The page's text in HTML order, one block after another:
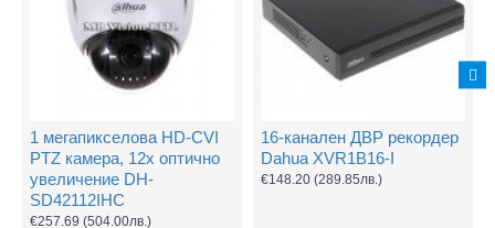
1 мегапикселова HD-CVI
PTZ камера, 12х оптично
увеличение DH-
SD42112IHC
€257.69 (504.00лв.)
16-канален ДВР рекордер
Dahua XVR1B16-I
€148.20 (289.85лв.)